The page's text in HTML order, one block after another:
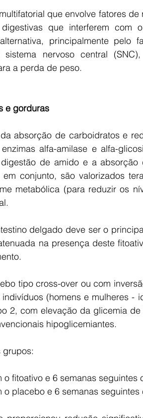
que envolve fatores
que interferem com
principalmente pelo
nervoso central
a perda de peso.
e gorduras
absorção de carboidratos e
alfa-amilase e alfa-
de amido e a absorção
conjunto, são valorizados
metabólica (para reduzir os
delgado deve ser o
na presença deste
tipo cross-over ou com
(homens e mulheres -
2, com elevação da glicemia
hipoglicemiantes.
grupos:
o fitoativo e 6 semanas
placebo e 6 semanas seguintes